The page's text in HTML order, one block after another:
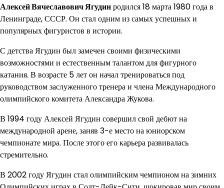
Алексей Вячеславович Ягудинродился 18 марта 1980 года в
Ленинграде, СССР. Он стал одним из самых успешных и
популярных фигуристов в истории.
С детства Ягудин был замечен своими физическими
возможностями и естественным талантом для фигурного
катания. В возрасте 5 лет он начал тренироваться под
руководством заслуженного тренера и члена Международного
олимпийского комитета Александра Жукова.
В 1994 году Алексей Ягудин совершил свой дебют на
международной арене, заняв 3-е место на юниорском
чемпионате мира. После этого его карьера развивалась
стремительно.
В 2002 году Ягудин стал олимпийским чемпионом на зимних